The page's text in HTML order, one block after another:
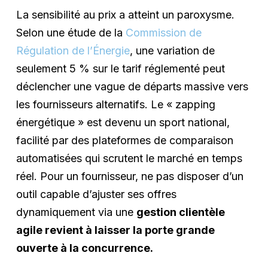
La sensibilité au prix a atteint un paroxysme.
Selon une étude de la Commission de
Régulation de l’Énergie, une variation de
seulement 5 % sur le tarif réglementé peut
déclencher une vague de départs massive vers
les fournisseurs alternatifs. Le « zapping
énergétique » est devenu un sport national,
facilité par des plateformes de comparaison
automatisées qui scrutent le marché en temps
réel. Pour un fournisseur, ne pas disposer d’un
outil capable d’ajuster ses offres
dynamiquement via une gestion clientèle
agile revient à laisser la porte grande
ouverte à la concurrence.